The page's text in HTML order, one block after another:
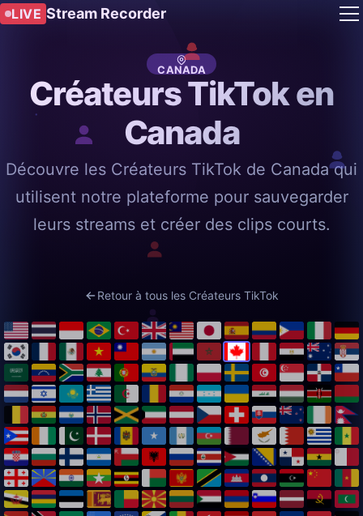
LIVE Stream Recorder
CANADA
Créateurs TikTok en
Canada
Découvre les Créateurs TikTok de Canada qui
utilisent notre plateforme pour sauvegarder
leurs streams et créer des clips courts.
Retour à tous les Créateurs TikTok